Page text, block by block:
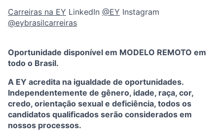
Carreiras na EY LinkedIn @EY Instagram
@eybrasilcarreiras
Oportunidade disponível em MODELO REMOTO em
todo o Brasil.
A EY acredita na igualdade de oportunidades.
Independentemente de gênero, idade, raça, cor,
credo, orientação sexual e deficiência, todos os
candidatos qualificados serão considerados em
nossos processos.